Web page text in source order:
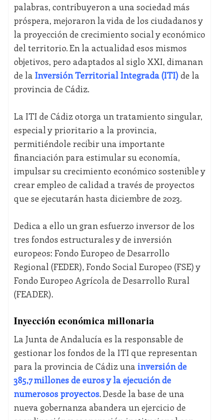
palabras, contribuyeron a una sociedad más
próspera, mejoraron la vida de los ciudadanos y
la proyección de crecimiento social y económico
del territorio. En la actualidad esos mismos
objetivos, pero adaptados al siglo XXI, dimanan
de la Inversión Territorial Integrada (ITI)de la
provincia de Cádiz.
La ITI de Cádiz otorga un tratamiento singular,
especial y prioritario a la provincia,
permitiéndole recibir una importante
financiación para estimular su economía,
impulsar su crecimiento económico sostenible y
crear empleo de calidad a través de proyectos
que se ejecutarán hasta diciembre de 2023.
Dedica a ello un gran esfuerzo inversor de los
tres fondos estructurales y de inversión
europeos: Fondo Europeo de Desarrollo
Regional (FEDER), Fondo Social Europeo (FSE) y
Fondo Europeo Agrícola de Desarrollo Rural
(FEADER).
Inyección económica millonaria
La Junta de Andalucía es la responsable de
gestionar los fondos de la ITI que representan
para la provincia de Cádiz una inversión de
385,7 millones de euros y la ejecución de
numerosos proyectos. Desde la base de una
nueva gobernanza abandera un ejercicio de